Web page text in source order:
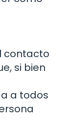
contacto
si bien
a todos